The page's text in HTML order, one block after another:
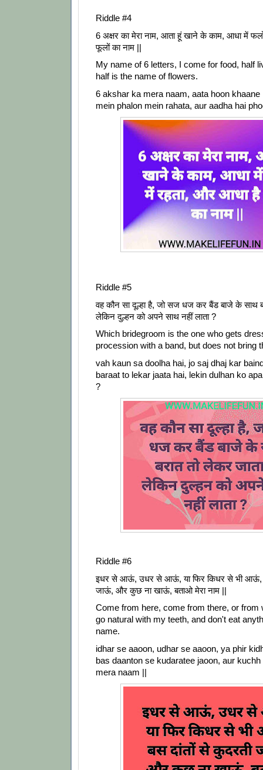
Riddle #4
6 अक्षर का मेरा नाम, आता हूं खाने के काम, आधा में
फूलों का नाम ||
My name of 6 letters, I come for food, half
half is the name of flowers.
6 akshar ka mera naam, aata hoon
mein phalon mein rahata, aur aadha hai
Riddle #5
वह कौन सा दूल्हा है, जो सज धज कर बैंड बाजे के साथ
लेकिन दुल्हन को अपने साथ नहीं लाता ?
Which bridegroom is the one who gets
procession with a band, but does not bring
vah kaun sa doolha hai, jo saj dhaj kar
baraat to lekar jaata hai, lekin dulhan ko
?
Riddle #6
इधर से आऊं, उधर से आऊं, या फिर किधर से भी आऊं,
जाऊं, और कुछ ना खाऊं, बताओ मेरा नाम ||
Come from here, come from there, or from
go natural with my teeth, and don't eat
name.
idhar se aaoon, udhar se aaoon, ya phir
bas daanton se kudaratee jaoon, aur
mera naam ||